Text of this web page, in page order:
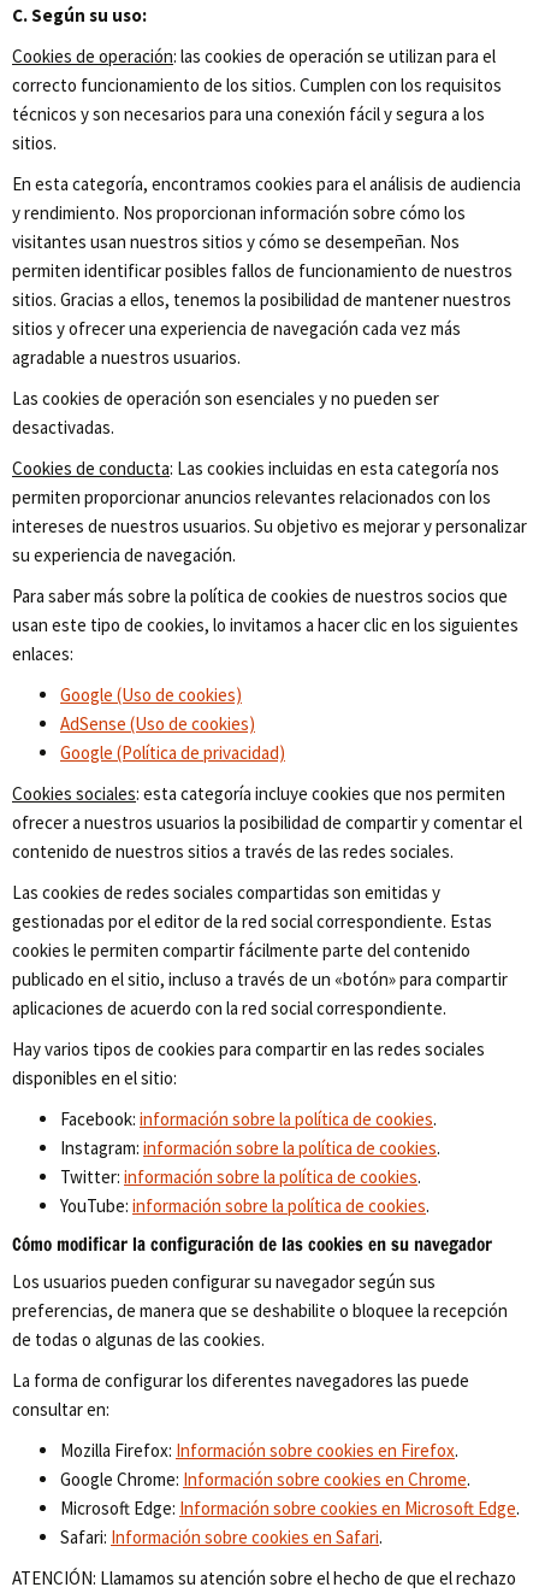
C. Según su uso:
Cookies de operación: las cookies de operación se utilizan para el
correcto funcionamiento de los sitios. Cumplen con los requisitos
técnicos y son necesarios para una conexión fácil y segura a los
sitios.
En esta categoría, encontramos cookies para el análisis de audiencia
y rendimiento. Nos proporcionan información sobre cómo los
visitantes usan nuestros sitios y cómo se desempeñan. Nos
permiten identificar posibles fallos de funcionamiento de nuestros
sitios. Gracias a ellos, tenemos la posibilidad de mantener nuestros
sitios y ofrecer una experiencia de navegación cada vez más
agradable a nuestros usuarios.
Las cookies de operación son esenciales y no pueden ser
desactivadas.
Cookies de conducta: Las cookies incluidas en esta categoría nos
permiten proporcionar anuncios relevantes relacionados con los
intereses de nuestros usuarios. Su objetivo es mejorar y personalizar
su experiencia de navegación.
Para saber más sobre la política de cookies de nuestros socios que
usan este tipo de cookies, lo invitamos a hacer clic en los siguientes
enlaces:
Google (Uso de cookies)
AdSense (Uso de cookies)
Google (Política de privacidad)
Cookies sociales: esta categoría incluye cookies que nos permiten
ofrecer a nuestros usuarios la posibilidad de compartir y comentar el
contenido de nuestros sitios a través de las redes sociales.
Las cookies de redes sociales compartidas son emitidas y
gestionadas por el editor de la red social correspondiente. Estas
cookies le permiten compartir fácilmente parte del contenido
publicado en el sitio, incluso a través de un «botón» para compartir
aplicaciones de acuerdo con la red social correspondiente.
Hay varios tipos de cookies para compartir en las redes sociales
disponibles en el sitio:
Facebook: información sobre la política de cookies.
Instagram: información sobre la política de cookies.
Twitter: información sobre la política de cookies.
YouTube: información sobre la política de cookies.
Cómo modificar la configuración de las cookies en su navegador
Los usuarios pueden configurar su navegador según sus
preferencias, de manera que se deshabilite o bloquee la recepción
de todas o algunas de las cookies.
La forma de configurar los diferentes navegadores las puede
consultar en:
Mozilla Firefox: Información sobre cookies en Firefox.
Google Chrome: Información sobre cookies en Chrome.
Microsoft Edge: Información sobre cookies en Microsoft Edge.
Safari: Información sobre cookies en Safari.
ATENCIÓN: Llamamos su atención sobre el hecho de que el rechazo